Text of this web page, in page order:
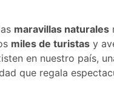
maravillas naturales
miles de turistas y
en nuestro país,
que regala